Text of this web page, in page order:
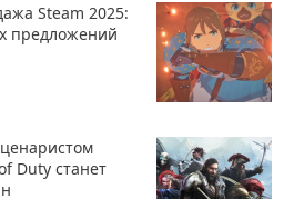
Steam 2025:
предложений
Duty станет